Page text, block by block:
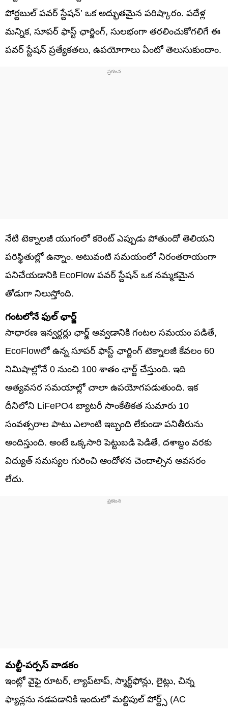
పోర్టబుల్ పవర్ స్టేషన్’ ఒక అద్భుతమైన పరిష్కారం. పదేళ్ల
మన్నిక, సూపర్ ఫాస్ట్ ఛార్జింగ్, సులభంగా తరలించుకోగలిగే ఈ
పవర్ స్టేషన్ ప్రత్యేకతలు, ఉపయోగాలు ఏంటో తెలుసుకుందాం.
నేటి టెక్నాలజీ యుగంలో కరెంట్ ఎప్పుడు పోతుందో తెలియని
పరిస్థితుల్లో ఉన్నాం. అటువంటి సమయంలో నిరంతరాయంగా
పనిచేయడానికి EcoFlow పవర్ స్టేషన్ ఒక నమ్మకమైన
తోడుగా నిలుస్తోంది.
గంటలోనే ఫుల్ ఛార్జ్
సాధారణ ఇన్వర్టర్లు ఛార్జ్ అవ్వడానికి గంటల సమయం పడితే,
EcoFlowలో ఉన్న సూపర్ ఫాస్ట్ ఛార్జింగ్ టెక్నాలజీ కేవలం 60
నిమిషాల్లోనే 0 నుంచి 100 శాతం ఛార్జ్ చేస్తుంది. ఇది
అత్యవసర సమయాల్లో చాలా ఉపయోగపడుతుంది. ఇక
దీనిలోని LiFePO4 బ్యాటరీ సాంకేతికత సుమారు 10
సంవత్సరాల పాటు ఎలాంటి ఇబ్బంది లేకుండా పనితీరును
అందిస్తుంది. అంటే ఒక్కసారి పెట్టుబడి పెడితే, దశాబ్దం వరకు
విద్యుత్ సమస్యల గురించి ఆందోళన చెందాల్సిన అవసరం
లేదు.
మల్టీ-పర్పస్ వాడకం
ఇంట్లో వైఫై రూటర్, ల్యాప్‌టాప్, స్మార్ట్‌ఫోన్లు, లైట్లు, చిన్న
ఫ్యాన్లను నడపడానికి ఇందులో మల్టిపుల్ పోర్ట్స్ (AC